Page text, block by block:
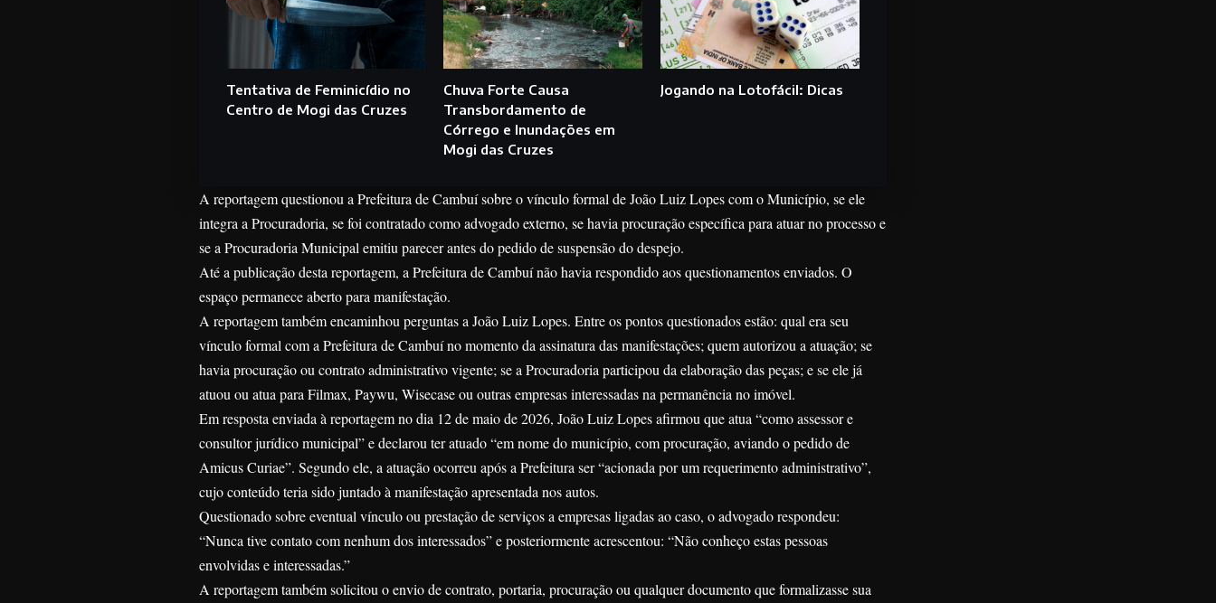
Tentativa de Feminicídio no
Centro de Mogi das Cruzes
Chuva Forte Causa
Transbordamento de
Córrego e Inundações em
Mogi das Cruzes
Jogando na Lotofácil: Dicas
A reportagem questionou a Prefeitura de Cambuí sobre o vínculo formal de João Luiz Lopes com o Município, se ele
integra a Procuradoria, se foi contratado como advogado externo, se havia procuração específica para atuar no processo e
se a Procuradoria Municipal emitiu parecer antes do pedido de suspensão do despejo.
Até a publicação desta reportagem, a Prefeitura de Cambuí não havia respondido aos questionamentos enviados. O
espaço permanece aberto para manifestação.
A reportagem também encaminhou perguntas a João Luiz Lopes. Entre os pontos questionados estão: qual era seu
vínculo formal com a Prefeitura de Cambuí no momento da assinatura das manifestações; quem autorizou a atuação; se
havia procuração ou contrato administrativo vigente; se a Procuradoria participou da elaboração das peças; e se ele já
atuou ou atua para Filmax, Paywu, Wisecase ou outras empresas interessadas na permanência no imóvel.
Em resposta enviada à reportagem no dia 12 de maio de 2026, João Luiz Lopes afirmou que atua “como assessor e
consultor jurídico municipal” e declarou ter atuado “em nome do município, com procuração, aviando o pedido de
Amicus Curiae”. Segundo ele, a atuação ocorreu após a Prefeitura ser “acionada por um requerimento administrativo”,
cujo conteúdo teria sido juntado à manifestação apresentada nos autos.
Questionado sobre eventual vínculo ou prestação de serviços a empresas ligadas ao caso, o advogado respondeu:
“Nunca tive contato com nenhum dos interessados” e posteriormente acrescentou: “Não conheço estas pessoas
envolvidas e interessadas.”
A reportagem também solicitou o envio de contrato, portaria, procuração ou qualquer documento que formalizasse sua